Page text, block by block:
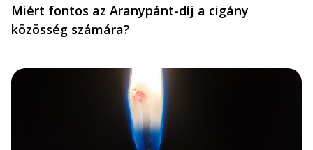
Miért fontos az Aranypánt-díj a cigány
közösség számára?